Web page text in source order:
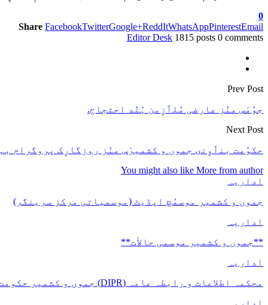
0
Share FacebookTwitterGoogle+ReddItWhatsAppPinterestEmail
Editor Desk 1815 posts 0 comments
Prev Post
جوٚمَس منٛز عارضی مُلٲزِمن ہُنٛد احتجاج.
Next Post
حکوٗمت بنٲوِنۍ جموں و کشمیرَس منٛز روزگارٕک پروگرام
You might also like More from author
اداریہ
جموں و کشمیر موسمُچ اپڈیٹ (موسمیاتی مرکز سرینگر)
اداریہ
**جموں و كشمیر موسمی حالأت**
اداریہ
محکمہ اطلاعات و رابطہ عامہ (DIPR) جموں و کشمیر حکومت طرفہ بڑس پیمانس پیٹھ 17(سدہن)…
اداریہ